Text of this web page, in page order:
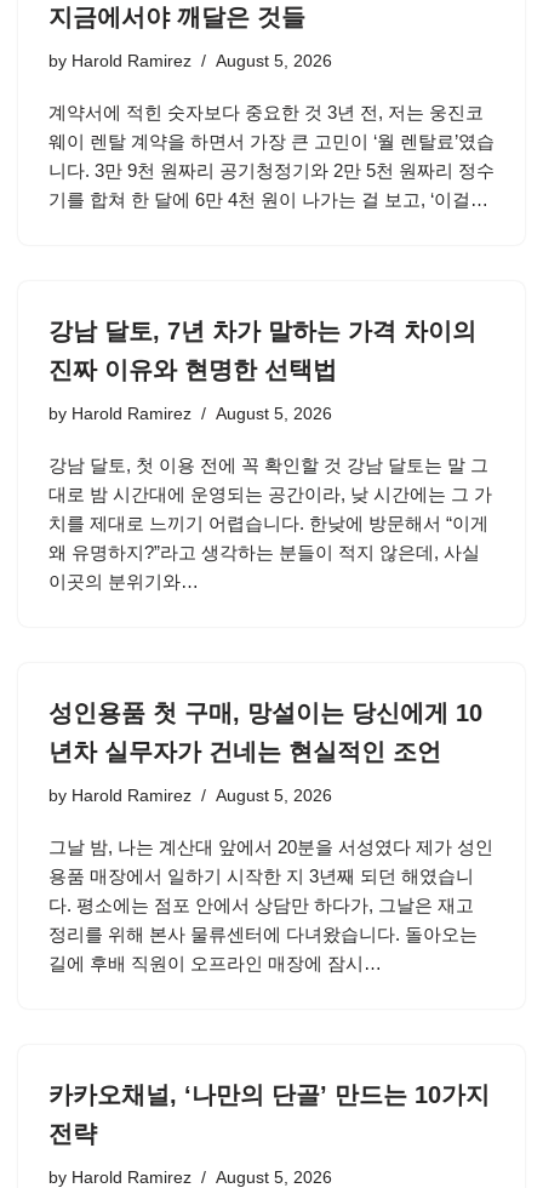
지금에서야 깨달은 것들
by Harold Ramirez August 5, 2026
계약서에 적힌 숫자보다 중요한 것 3년 전, 저는 웅진코
웨이 렌탈 계약을 하면서 가장 큰 고민이 ‘월 렌탈료’였습
니다. 3만 9천 원짜리 공기청정기와 2만 5천 원짜리 정수
기를 합쳐 한 달에 6만 4천 원이 나가는 걸 보고, ‘이걸…
강남 달토, 7년 차가 말하는 가격 차이의
진짜 이유와 현명한 선택법
by Harold Ramirez August 5, 2026
강남 달토, 첫 이용 전에 꼭 확인할 것 강남 달토는 말 그
대로 밤 시간대에 운영되는 공간이라, 낮 시간에는 그 가
치를 제대로 느끼기 어렵습니다. 한낮에 방문해서 “이게
왜 유명하지?”라고 생각하는 분들이 적지 않은데, 사실
이곳의 분위기와…
성인용품 첫 구매, 망설이는 당신에게 10
년차 실무자가 건네는 현실적인 조언
by Harold Ramirez August 5, 2026
그날 밤, 나는 계산대 앞에서 20분을 서성였다 제가 성인
용품 매장에서 일하기 시작한 지 3년째 되던 해였습니
다. 평소에는 점포 안에서 상담만 하다가, 그날은 재고
정리를 위해 본사 물류센터에 다녀왔습니다. 돌아오는
길에 후배 직원이 오프라인 매장에 잠시…
카카오채널, ‘나만의 단골’ 만드는 10가지
전략
by Harold Ramirez August 5, 2026